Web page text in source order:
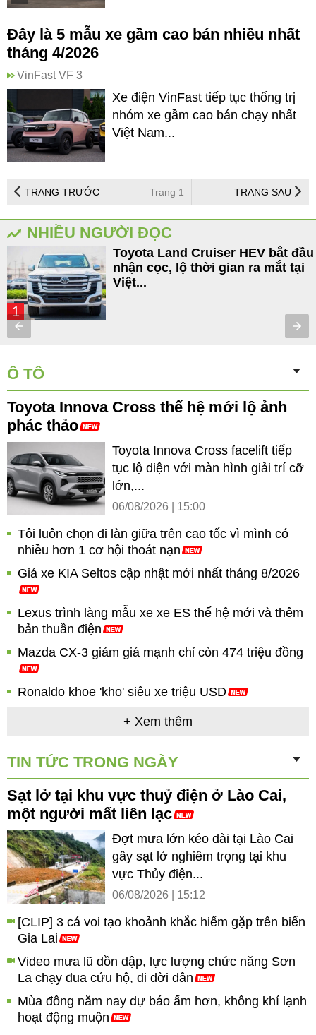
Đây là 5 mẫu xe gầm cao bán nhiều nhất
tháng 4/2026
VinFast VF 3
Xe điện VinFast tiếp tục thống trị
nhóm xe gầm cao bán chạy nhất
Việt Nam...
TRANG TRƯỚC Trang 1 TRANG SAU
NHIỀU NGƯỜI ĐỌC
1
Toyota Land Cruiser HEV bắt đầu
nhận cọc, lộ thời gian ra mắt tại
Việt...
Ô TÔ
Toyota Innova Cross thế hệ mới lộ ảnh
phác thảo
Toyota Innova Cross facelift tiếp
tục lộ diện với màn hình giải trí cỡ
lớn,...
06/08/2026 | 15:00
Tôi luôn chọn đi làn giữa trên cao tốc vì mình có
nhiều hơn 1 cơ hội thoát nạn
Giá xe KIA Seltos cập nhật mới nhất tháng 8/2026
Lexus trình làng mẫu xe xe ES thế hệ mới và thêm
bản thuần điện
Mazda CX-3 giảm giá mạnh chỉ còn 474 triệu đồng
Ronaldo khoe 'kho' siêu xe triệu USD
+ Xem thêm
TIN TỨC TRONG NGÀY
Sạt lở tại khu vực thuỷ điện ở Lào Cai,
một người mất liên lạc
Đợt mưa lớn kéo dài tại Lào Cai
gây sạt lở nghiêm trọng tại khu
vực Thủy điện...
06/08/2026 | 15:12
[CLIP] 3 cá voi tạo khoảnh khắc hiếm gặp trên biển
Gia Lai
Video mưa lũ dồn dập, lực lượng chức năng Sơn
La chạy đua cứu hộ, di dời dân
Mùa đông năm nay dự báo ấm hơn, không khí lạnh
hoạt động muộn